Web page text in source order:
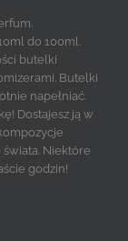
do 100ml.
butelki
Butelki
napełniać.
Dostajesz ją w
Niektóre
godzin!